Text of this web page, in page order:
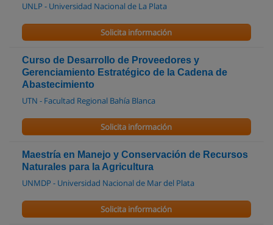
UNLP - Universidad Nacional de La Plata
Solicita información
Curso de Desarrollo de Proveedores y
Gerenciamiento Estratégico de la Cadena de
Abastecimiento
UTN - Facultad Regional Bahía Blanca
Solicita información
Maestría en Manejo y Conservación de Recursos
Naturales para la Agricultura
UNMDP - Universidad Nacional de Mar del Plata
Solicita información